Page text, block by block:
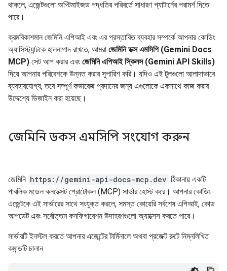
থাকলে, এজেন্টগুলো অপ্টিমাইজড পদ্ধতির পরিবর্তে সাধারণ প্যাটার্নের পরামর্শ দিতে
পারে।
ক্রমবিকাশমান জেমিনি এপিআই এবং এর প্রস্তাবিত ব্যবহার সম্পর্কে আপনার কোডিং
অ্যাসিস্ট্যান্টকে হালনাগাদ রাখতে, আমরা জেমিনি ডক্স এমসিপি (Gemini Docs
MCP) সেট আপ করার এবং জেমিনি এপিআই স্কিলস (Gemini API Skills)
দিয়ে আপনার পরিবেশকে উন্নত করার সুপারিশ করি। যদিও এই টুলগুলো আলাদাভাবে
ব্যবহারযোগ্য, তবে সম্পূর্ণ কভারেজ প্রদানের জন্য এগুলোকে একসাথে কাজ করার
উদ্দেশ্যে ডিজাইন করা হয়েছে।
জেমিনি ডকস এমসিপি সংযোগ করুন
জেমিনি https://gemini-api-docs-mcp.dev ঠিকানায় একটি
পাবলিক মডেল কনটেক্সট প্রোটোকল (MCP) সার্ভার হোস্ট করে। আপনার কোডিং
এজেন্টকে এই সার্ভারের সাথে সংযুক্ত করলে, সমস্ত কোয়েরি সর্বশেষ এপিআই, কোড
আপডেট এবং সর্বোত্তম কনফিগারেশন উদাহরণগুলো অ্যাক্সেস করতে পারে।
সার্ভারটি ইনস্টল করতে আপনার এজেন্টের টার্মিনালে অথবা প্রজেক্ট রুটে নিম্নলিখিত
কমান্ডটি চালান: